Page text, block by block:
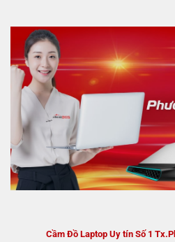
Cầm Đồ Laptop Uy tín Số 1